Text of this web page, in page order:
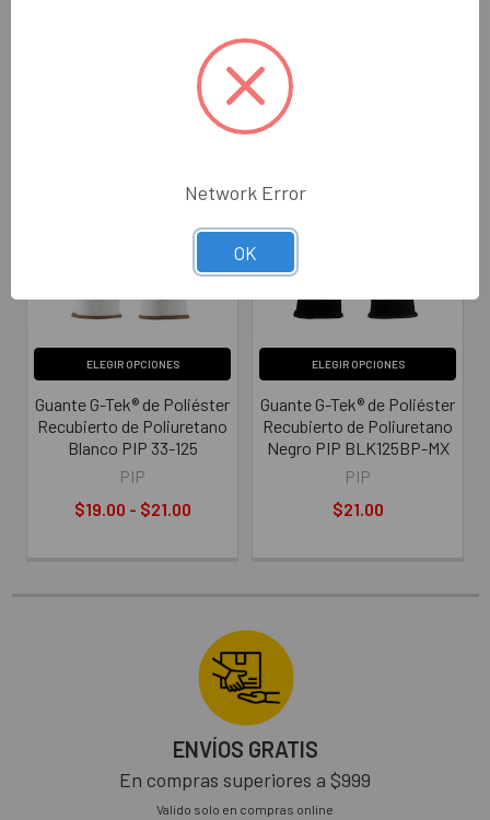
Productos relacionados
ELEGIR OPCIONES
Guante G-Tek® de Poliéster
Recubierto de Poliuretano
Blanco PIP 33-125
PIP
$19.00 - $21.00
ELEGIR OPCIONES
Guante G-Tek® de Poliéster
Recubierto de Poliuretano
Negro PIP BLK125BP-MX
PIP
$21.00
ENVÍOS GRATIS
En compras superiores a $999
Valido solo en compras online
Network Error
OK